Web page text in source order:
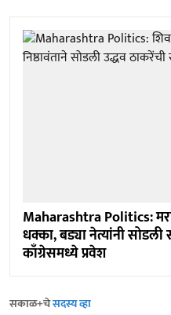
Maharashtra Politics:
धक्का, बड्या नेत्यांनी सोडली
काँग्रेसमध्ये प्रवेश
सकाळ+चेसदस्य व्हा